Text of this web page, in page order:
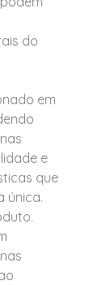
do
em
e
que
única.